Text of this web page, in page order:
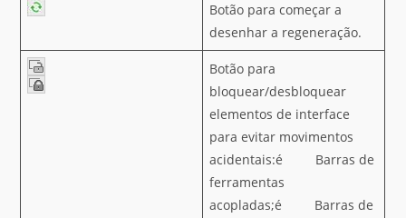
Botão para começar a
desenhar a regeneração.
Botão para
bloquear/desbloquear
elementos de interface
para evitar movimentos
acidentais:é Barras de
ferramentas
acopladas;é Barras de